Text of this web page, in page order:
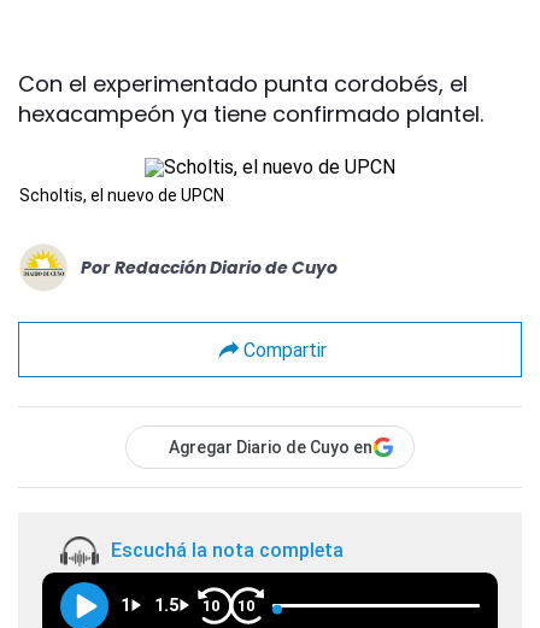
Con el experimentado punta cordobés, el
hexacampeón ya tiene confirmado plantel.
Scholtis, el nuevo de UPCN
Por Redacción Diario de Cuyo
Compartir
Agregar Diario de Cuyo en
Escuchá la nota completa
1 1.5 10 10